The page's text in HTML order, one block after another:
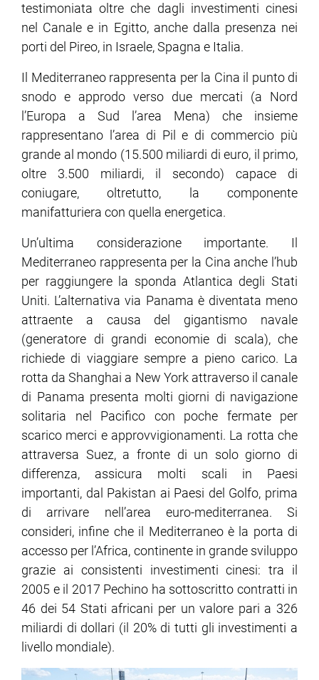
testimoniata oltre che dagli investimenti cinesi
nel Canale e in Egitto, anche dalla presenza nei
porti del Pireo, in Israele, Spagna e Italia.
Il Mediterraneo rappresenta per la Cina il punto di
snodo e approdo verso due mercati (a Nord
l’Europa a Sud l’area Mena) che insieme
rappresentano l’area di Pil e di commercio più
grande al mondo (15.500 miliardi di euro, il primo,
oltre 3.500 miliardi, il secondo) capace di
coniugare, oltretutto, la componente
manifatturiera con quella energetica.
Un’ultima considerazione importante. Il
Mediterraneo rappresenta per la Cina anche l’hub
per raggiungere la sponda Atlantica degli Stati
Uniti. L’alternativa via Panama è diventata meno
attraente a causa del gigantismo navale
(generatore di grandi economie di scala), che
richiede di viaggiare sempre a pieno carico. La
rotta da Shanghai a New York attraverso il canale
di Panama presenta molti giorni di navigazione
solitaria nel Pacifico con poche fermate per
scarico merci e approvvigionamenti. La rotta che
attraversa Suez, a fronte di un solo giorno di
differenza, assicura molti scali in Paesi
importanti, dal Pakistan ai Paesi del Golfo, prima
di arrivare nell’area euro-mediterranea. Si
consideri, infine che il Mediterraneo è la porta di
accesso per l’Africa, continente in grande sviluppo
grazie ai consistenti investimenti cinesi: tra il
2005 e il 2017 Pechino ha sottoscritto contratti in
46 dei 54 Stati africani per un valore pari a 326
miliardi di dollari (il 20% di tutti gli investimenti a
livello mondiale).